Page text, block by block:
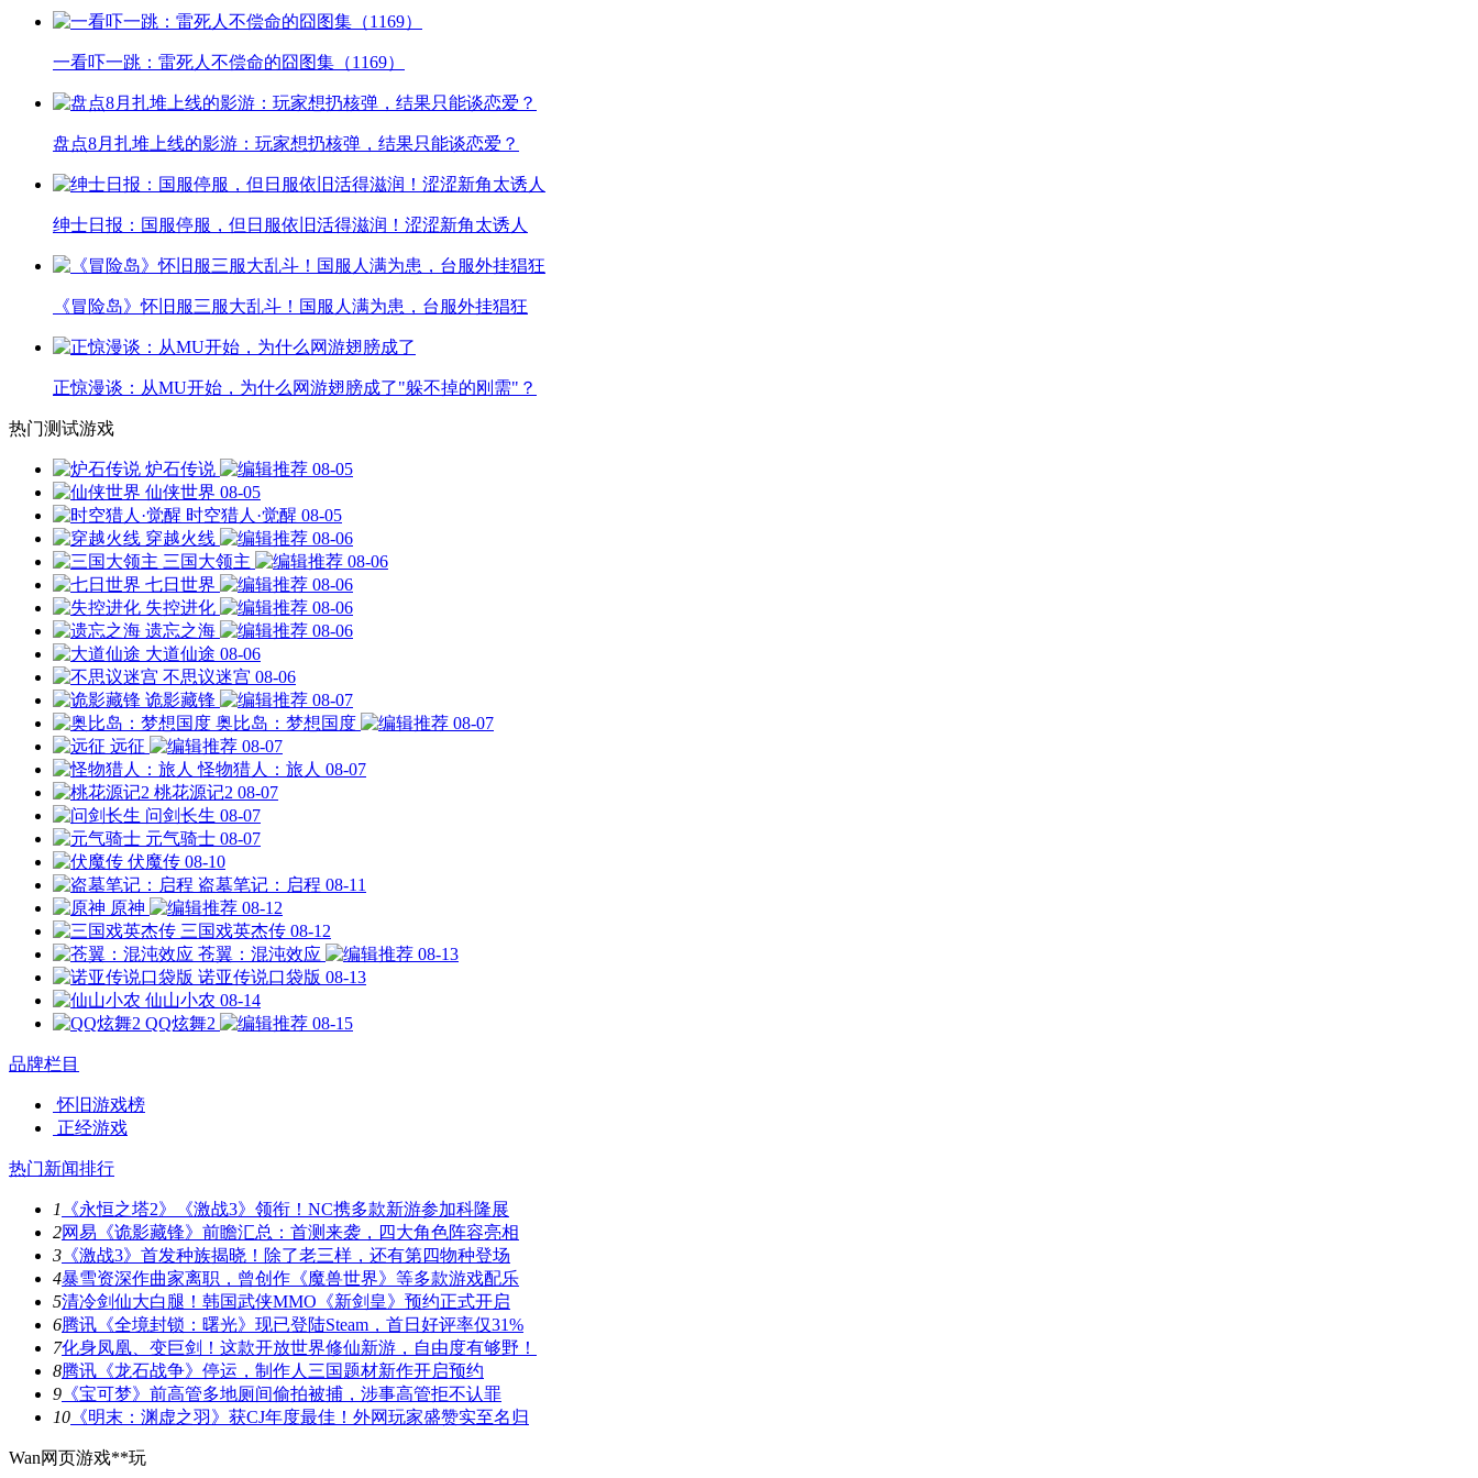
一看吓一跳：雷死人不偿命的囧图集（1169）
盘点8月扎堆上线的影游：玩家想扔核弹，结果只能谈恋爱？
绅士日报：国服停服，但日服依旧活得滋润！涩涩新角太诱人
《冒险岛》怀旧服三服大乱斗！国服人满为患，台服外挂猖狂
正惊漫谈：从MU开始，为什么网游翅膀成了"躲不掉的刚需"？
热门测试游戏
炉石传说
08-05
仙侠世界 08-05
时空猎人·觉醒 08-05
穿越火线
08-06
三国大领主
08-06
七日世界
08-06
失控进化
08-06
遗忘之海
08-06
大道仙途 08-06
不思议迷宫 08-06
诡影藏锋
08-07
奥比岛：梦想国度
08-07
远征
08-07
怪物猎人：旅人 08-07
桃花源记2 08-07
问剑长生 08-07
元气骑士 08-07
伏魔传 08-10
盗墓笔记：启程 08-11
原神
08-12
三国戏英杰传 08-12
苍翼：混沌效应
08-13
诺亚传说口袋版 08-13
仙山小农 08-14
QQ炫舞2
08-15
品牌栏目
怀旧游戏榜
正经游戏
热门新闻排行
1
《永恒之塔2》《激战3》领衔！NC携多款新游参加科隆展
2网易《诡影藏锋》前瞻汇总：首测来袭，四大角色阵容亮相
3 《激战3》首发种族揭晓！除了老三样，还有第四物种登场
4暴雪资深作曲家离职，曾创作《魔兽世界》等多款游戏配乐
5清冷剑仙大白腿！韩国武侠MMO《新剑皇》预约正式开启
6腾讯《全境封锁：曙光》现已登陆Steam，首日好评率仅31%
7化身凤凰、变巨剑！这款开放世界修仙新游，自由度有够野！
8腾讯《龙石战争》停运，制作人三国题材新作开启预约
9 《宝可梦》前高管多地厕间偷拍被捕，涉事高管拒不认罪
10 《明末：渊虚之羽》获CJ年度最佳！外网玩家盛赞实至名归
Wan网页游戏**玩